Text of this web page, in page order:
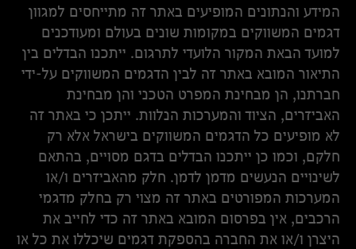
המידע והנתונים המופיעים באתר זה מתייחסים למגוון
דגמים המשווקים במקומות שונים בעולם ומעודכנים
למועד הבאת המקור הלועדי לתרגום. ייתכנו הבדלים בין
התיאור המובא באתר זה לבין הדגמים המשווקים על-ידי
חברתנו, הן מבחינת המפרט הטכני והן מבחינת
האביזרים, הציוד והמערכות הנלוות. ייתכן כי באתר זה
לא מופיעים כל הדגמים המשווקים בישראל אלא רק
חלקם, וכמו כן ייתכנו הבדלים בדגם מסויים, בהתאם
לשינויים הנעשים מדמן לדמן. חלק מהאביזרים ו/או
המערכות המפורטים באתר זה מצוי רק בחלק מדגמי
הרכבים, אין בפרסום המובא באתר זה כדי לחייב את
היצרן ו/או את החברה בהספקת דגמים שיכללו את כל או